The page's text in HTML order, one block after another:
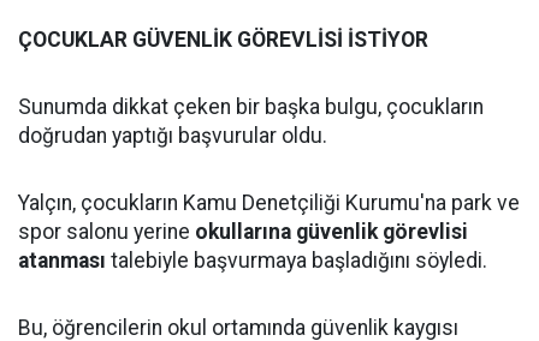
ÇOCUKLAR GÜVENLİK GÖREVLİSİ İSTİYOR
Sunumda dikkat çeken bir başka bulgu, çocukların
doğrudan yaptığı başvurular oldu.
Yalçın, çocukların Kamu Denetçiliği Kurumu'na park ve
spor salonu yerine okullarına güvenlik görevlisi
atanması talebiyle başvurmaya başladığını söyledi.
Bu, öğrencilerin okul ortamında güvenlik kaygısı